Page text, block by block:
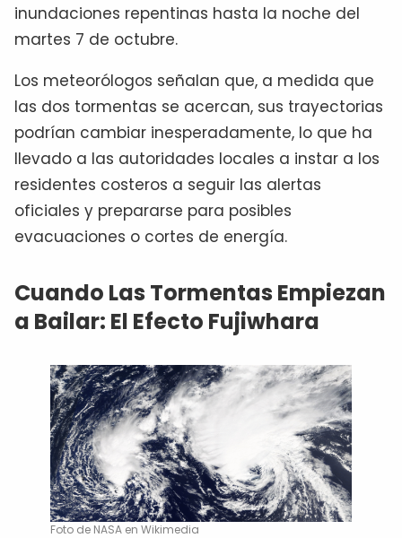
inundaciones repentinas hasta la noche del
martes 7 de octubre.
Los meteorólogos señalan que, a medida que
las dos tormentas se acercan, sus trayectorias
podrían cambiar inesperadamente, lo que ha
llevado a las autoridades locales a instar a los
residentes costeros a seguir las alertas
oficiales y prepararse para posibles
evacuaciones o cortes de energía.
Cuando Las Tormentas Empiezan
a Bailar: El Efecto Fujiwhara
Foto de NASA en Wikimedia